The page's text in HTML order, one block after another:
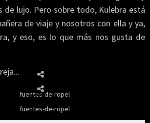
de lujo. Pero sobre todo, Kulebra está
de viaje y nosotros con ella y ya,
y eso, es lo que más nos gusta de